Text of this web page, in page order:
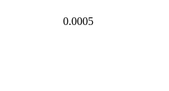
0.0005